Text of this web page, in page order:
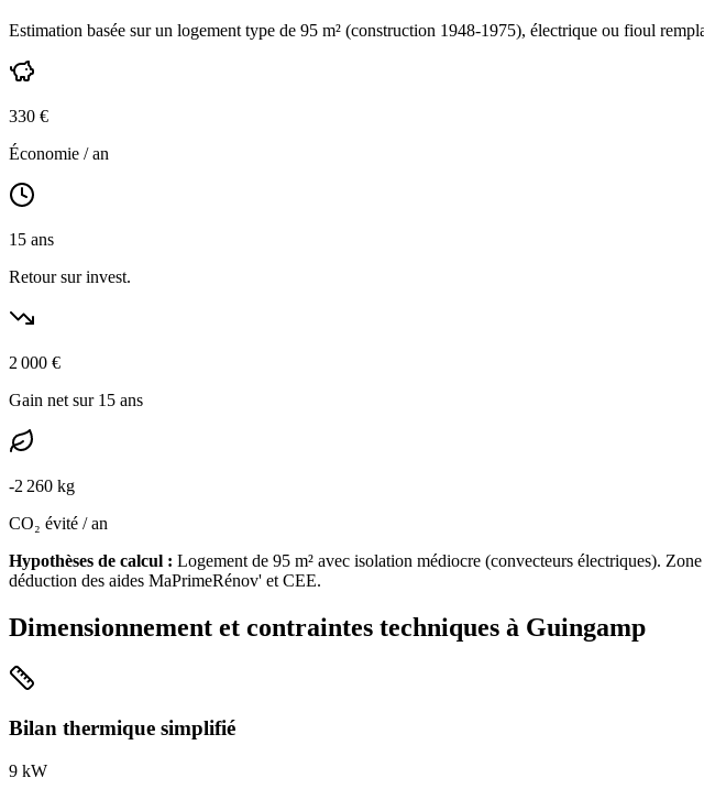
Estimation basée sur un logement type de 95 m² (construction 1948-1975), électrique ou fioul
330 €
Économie / an
15 ans
Retour sur invest.
2 000 €
Gain net sur 15 ans
-2 260 kg
CO₂ évité / an
Hypothèses de calcul : Logement de 95 m² avec isolation médiocre (convecteurs électriques). Zone
déduction des aides MaPrimeRénov' et CEE.
Dimensionnement et contraintes techniques à Guingamp
Bilan thermique simplifié
9 kW